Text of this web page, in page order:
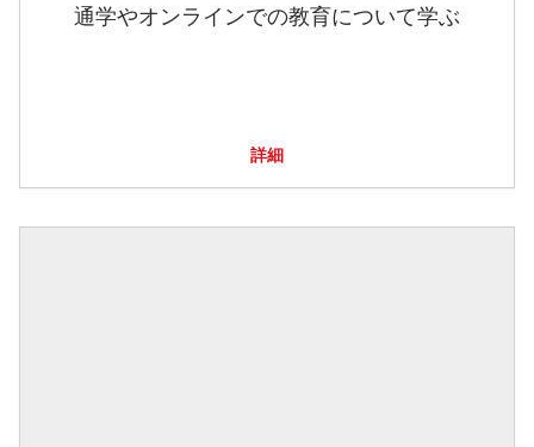
通学やオンラインでの教育について学ぶ
詳細